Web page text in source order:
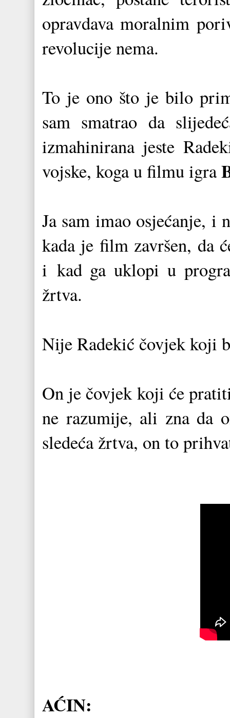
opravdava moralnim
revolucije nema.
To je ono što je bilo
sam smatrao da
izmahinirana jeste
vojske, koga u filmu igra
Ja sam imao osjećanje, i
kada je film završen, da
i kad ga uklopi u
žrtva.
Nije Radekić čovjek koji
On je čovjek koji će
ne razumije, ali zna da
sledeća žrtva, on to
AĆIN: